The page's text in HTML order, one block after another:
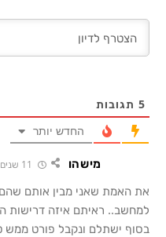
5 תגובות
החדש יותר
מישהו
את האמת שאני מבין אותם שהם
בסוף ישתלם ונקבל פורט ממש